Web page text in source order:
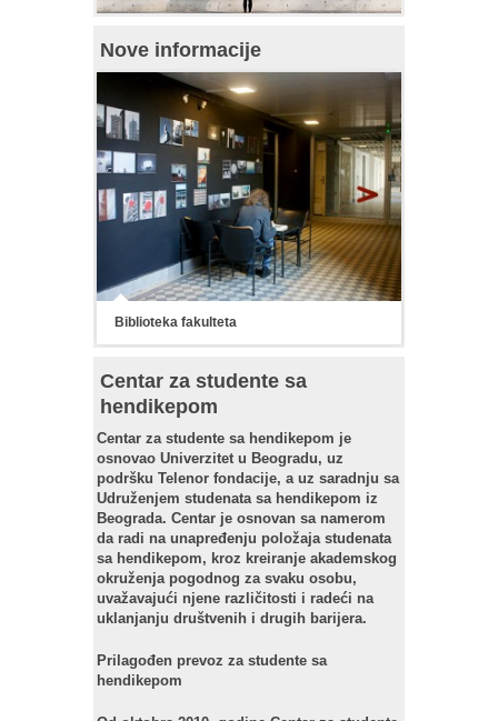
Nove informacije
Biblioteka fakulteta
Centar za studente sa
hendikepom
Centar za studente sa hendikepom je
osnovao Univerzitet u Beogradu, uz
podršku Telenor fondacije, a uz saradnju sa
Udruženjem studenata sa hendikepom iz
Beograda. Centar je osnovan sa namerom
da radi na unapređenju položaja studenata
sa hendikepom, kroz kreiranje akademskog
okruženja pogodnog za svaku osobu,
uvažavajući njene različitosti i radeći na
uklanjanju društvenih i drugih barijera.
Prilagođen prevoz za studente sa
hendikepom